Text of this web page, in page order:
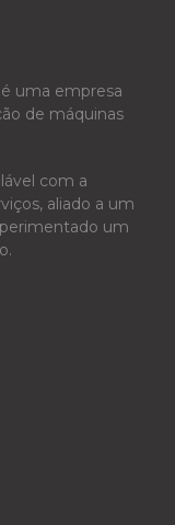
uma empresa
de máquinas
com a
aliado a um
um